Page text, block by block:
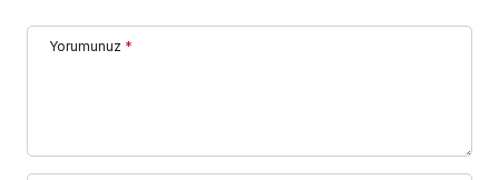
Yorumunuz *